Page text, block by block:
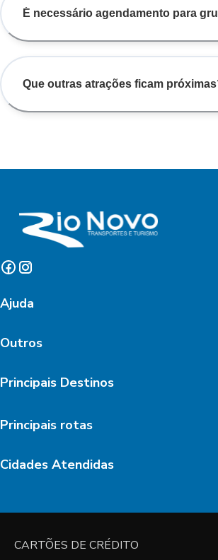
É necessário agendamento para
Que outras atrações ficam
Ajuda
Outros
Principais Destinos
Principais rotas
Cidades Atendidas
CARTÕES DE CRÉDITO